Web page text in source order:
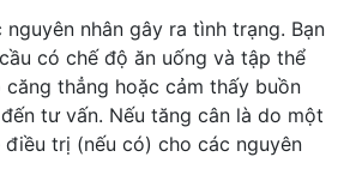
nhân gây ra tình trạng. Bạn
có chế độ ăn uống và tập thể
căng thẳng hoặc cảm thấy buồn
tư vấn. Nếu tăng cân là do một
điều trị (nếu có) cho các nguyên